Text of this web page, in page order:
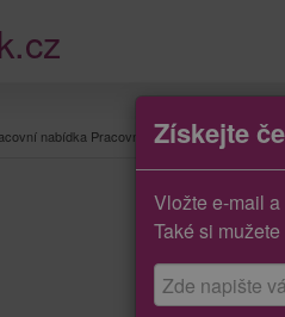
nabídka Pracovníci ostrahy, strážní
Získejte
Vložte e-mail
Také si